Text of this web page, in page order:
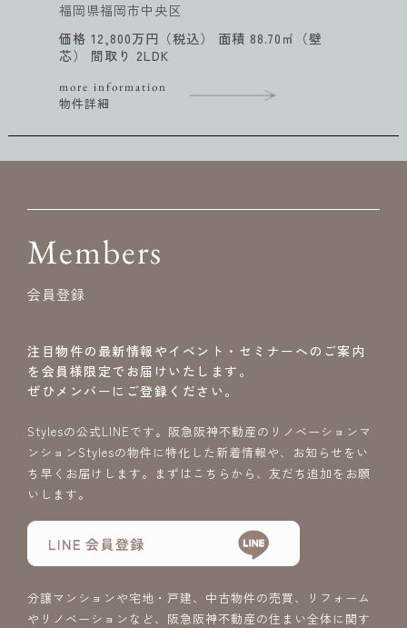
兵庫県神戸市中央区
価格 31,800万円（税込） 面積
more information
Members
会員登録
注目物件の最新情報やイベント・セミナーへのご案内
を会員様限定でお届けいたします。
ぜひメンバーにご登録ください。
Stylesの公式LINEです。阪急阪神不動産のリノベーションマ
ンションStylesの物件に特化した新着情報や、お知らせをい
ち早くお届けします。まずはこちらから、友だち追加をお願
いします。
分譲マンションや宅地・戸建、中古物件の売買、リフォーム
やリノベーションなど、阪急阪神不動産の住まい全体に関す